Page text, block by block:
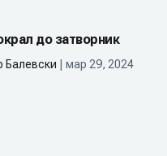
до затворник
Балевски | мар 29, 2024